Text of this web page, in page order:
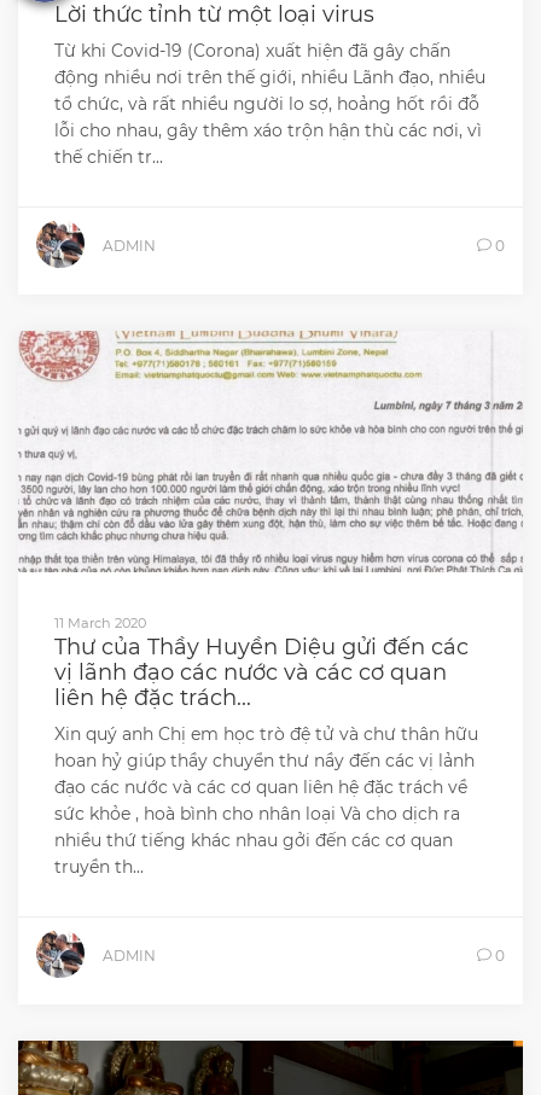
Lời thức tỉnh từ một loại virus
Từ khi Covid-19 (Corona) xuất hiện đã gây chấn
động nhiều nơi trên thế giới, nhiều Lãnh đạo, nhiều
tổ chức, và rất nhiều người lo sợ, hoảng hốt rồi đỗ
lỗi cho nhau, gây thêm xáo trộn hận thù các nơi, vì
thế chiến tr...
ADMIN 0
11 March 2020
Thư của Thầy Huyền Diệu gửi đến các
vị lãnh đạo các nước và các cơ quan
liên hệ đặc trách...
Xin quý anh Chị em học trò đệ tử và chư thân hữu
hoan hỷ giúp thầy chuyển thư nầy đến các vị lảnh
đạo các nước và các cơ quan liên hệ đặc trách về
sức khỏe , hoà bình cho nhân loại Và cho dịch ra
nhiều thứ tiếng khác nhau gởi đến các cơ quan
truyền th...
ADMIN 0